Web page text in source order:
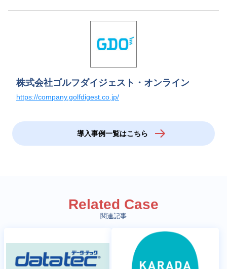
株式会社ゴルフダイジェスト・オンライン
https://company.golfdigest.co.jp/
導入事例一覧はこちら
Related Case
関連記事